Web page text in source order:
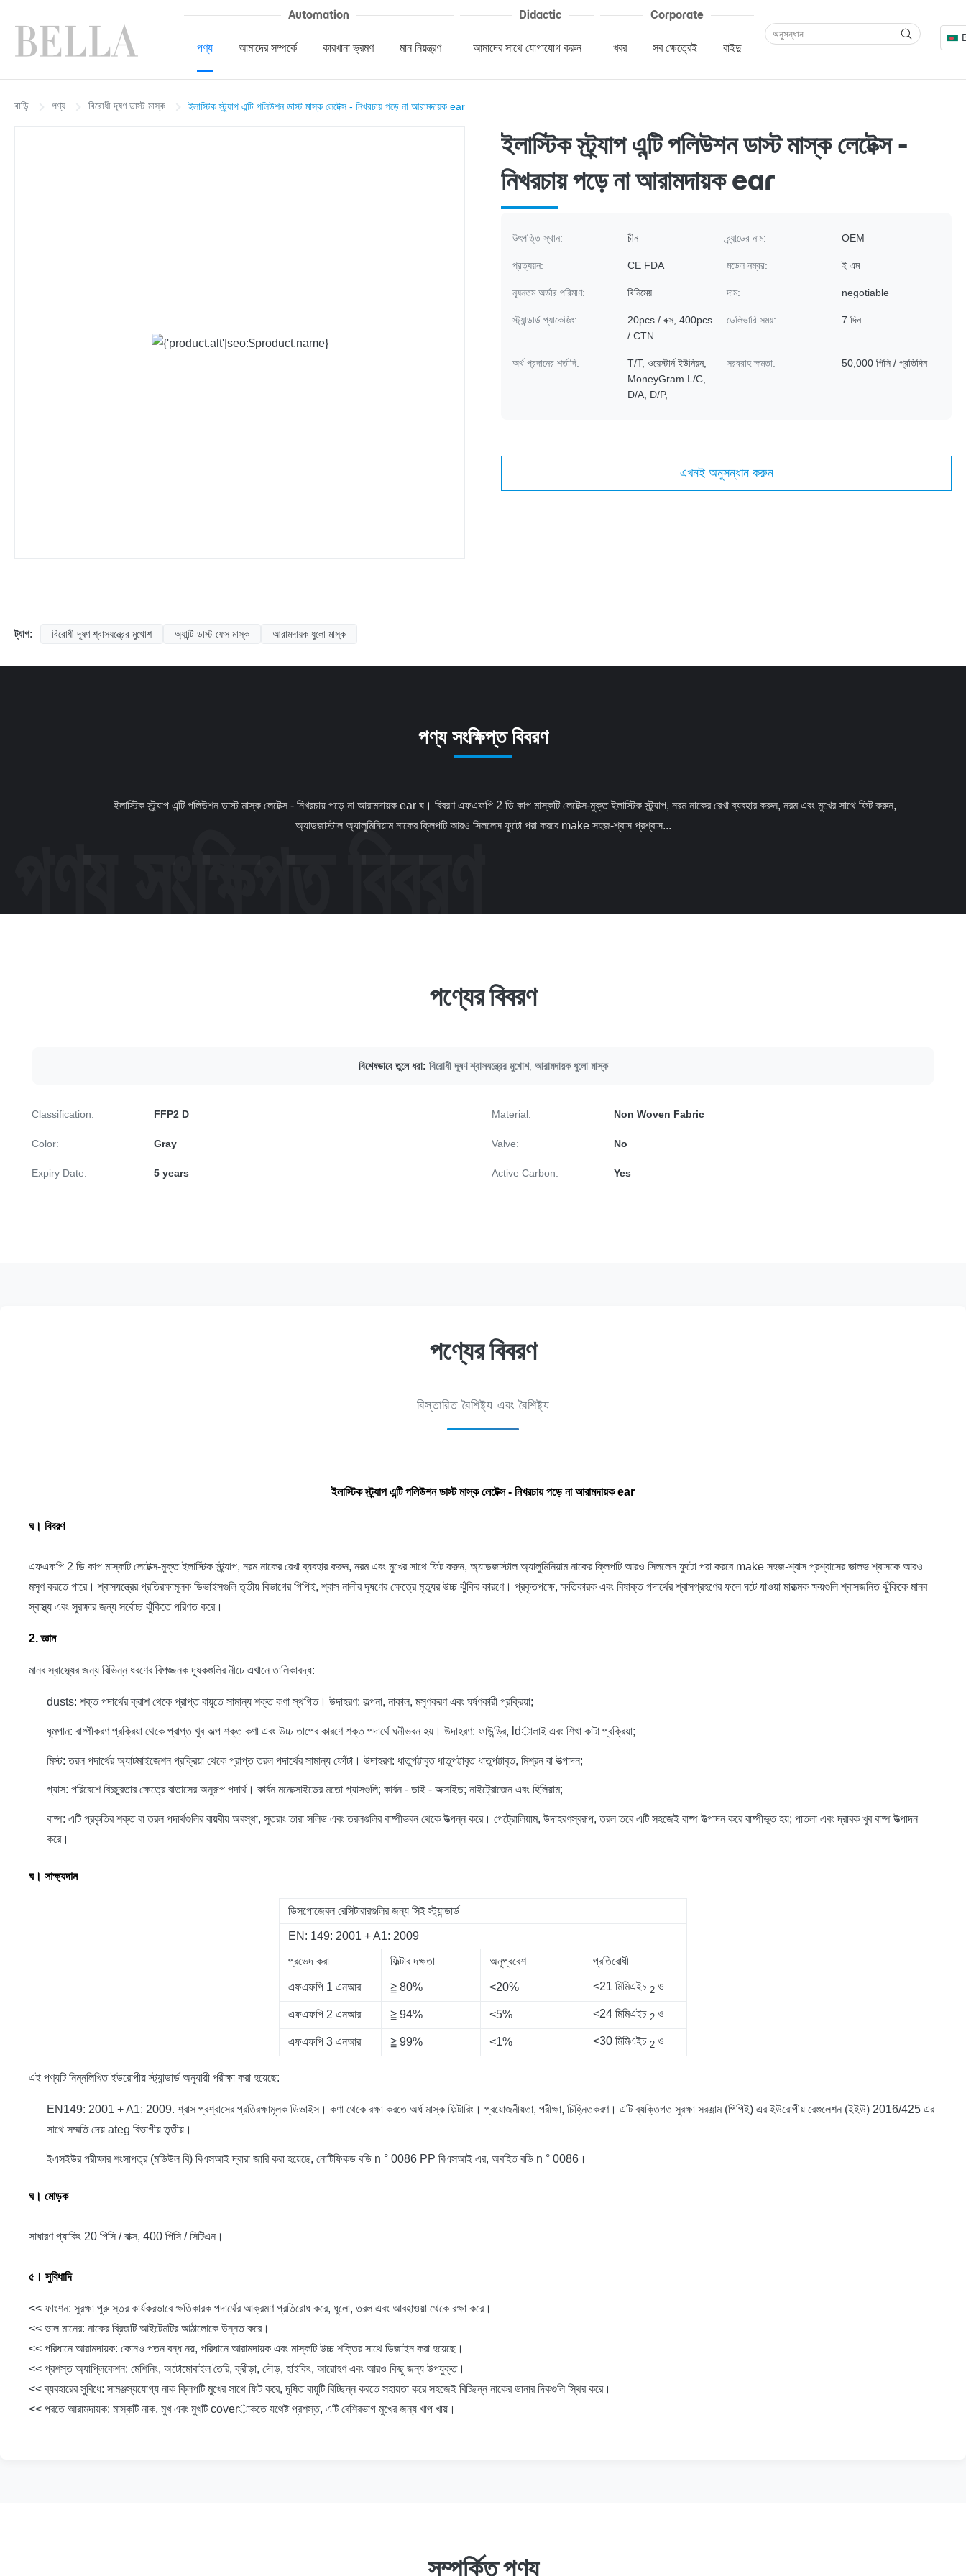
Automation
পণ্য আমাদের সম্পর্কে কারখানা ভ্রমণ মান নিয়ন্ত্রণ
Didactic
আমাদের সাথে যোগাযোগ করুন
Corporate
খবর সব ক্ষেত্রেই বাইদু
বাড়ি পণ্য বিরোধী দূষণ ডাস্ট মাস্ক ইলাস্টিক স্ট্র্যাপ এন্টি পলিউশন ডাস্ট মাস্ক লেটেক্স - নিখরচায় পড়ে না আরামদায়ক ear
ইলাস্টিক স্ট্র্যাপ এন্টি পলিউশন ডাস্ট মাস্ক লেটেক্স -
নিখরচায় পড়ে না আরামদায়ক ear
উৎপত্তি স্থান: চীন ব্র্যান্ডের নাম: OEM
প্রত্যয়ন: CE FDA মডেল নম্বর: ই এম
ন্যূনতম অর্ডার পরিমাণ: বিনিমেয় দাম: negotiable
স্ট্যান্ডার্ড প্যাকেজিং:
20pcs / বক্স, 400pcs
/ CTN
ডেলিভারি সময়: 7 দিন
অর্থ প্রদানের শর্তাদি:
T/T, ওয়েস্টার্ন ইউনিয়ন,
MoneyGram L/C,
D/A, D/P,
সরবরাহ ক্ষমতা: 50,000 পিসি / প্রতিদিন
এখনই অনুসন্ধান করুন
ট্যাগ: বিরোধী দূষণ শ্বাসযন্ত্রের মুখোশ অ্যান্টি ডাস্ট ফেস মাস্ক আরামদায়ক ধুলো মাস্ক
পণ্য সংক্ষিপ্ত বিবরণ
                ইলাস্টিক স্ট্র্যাপ এন্টি পলিউশন ডাস্ট মাস্ক লেটেক্স - নিখরচায় পড়ে না আরামদায়ক ear ঘ। বিবরণ এফএফপি 2 ডি কাপ মাস্কটি লেটেক্স-মুক্ত ইলাস্টিক স্ট্র্যাপ, নরম নাকের রেখা ব্যবহার করুন, নরম এবং মুখের সাথে ফিট করুন,
অ্যাডজাস্টাল অ্যালুমিনিয়াম নাকের ক্লিপটি আরও সিললেস ফুটো পরা করবে make সহজ-শ্বাস প্রশ্বাস...
পণ্যের বিবরণ
বিশেষভাবে তুলে ধরা: বিরোধী দূষণ শ্বাসযন্ত্রের মুখোশ, আরামদায়ক ধুলো মাস্ক
Classification: FFP2 D Material: Non Woven Fabric
Color: Gray Valve: No
Expiry Date: 5 years Active Carbon: Yes
পণ্যের বিবরণ
বিস্তারিত বৈশিষ্ট্য এবং বৈশিষ্ট্য
ইলাস্টিক স্ট্র্যাপ এন্টি পলিউশন ডাস্ট মাস্ক লেটেক্স - নিখরচায় পড়ে না আরামদায়ক ear
ঘ। বিবরণ
এফএফপি 2 ডি কাপ মাস্কটি লেটেক্স-মুক্ত ইলাস্টিক স্ট্র্যাপ, নরম নাকের রেখা ব্যবহার করুন, নরম এবং মুখের সাথে ফিট করুন, অ্যাডজাস্টাল অ্যালুমিনিয়াম নাকের ক্লিপটি আরও সিললেস ফুটো পরা করবে make সহজ-শ্বাস প্রশ্বাসের ভালভ শ্বাসকে আরও
মসৃণ করতে পারে। শ্বাসযন্ত্রের প্রতিরক্ষামূলক ডিভাইসগুলি তৃতীয় বিভাগের পিপিই, শ্বাস নালীর দূষণের ক্ষেত্রে মৃত্যুর উচ্চ ঝুঁকির কারণে। প্রকৃতপক্ষে, ক্ষতিকারক এবং বিষাক্ত পদার্থের শ্বাসগ্রহণের ফলে ঘটে যাওয়া মারাত্মক ক্ষয়গুলি শ্বাসজনিত ঝুঁকিকে মানব
স্বাস্থ্য এবং সুরক্ষার জন্য সর্বোচ্চ ঝুঁকিতে পরিণত করে।
2. জ্ঞান
মানব স্বাস্থ্যের জন্য বিভিন্ন ধরণের বিপজ্জনক দূষকগুলির নীচে এখানে তালিকাবদ্ধ:
dusts: শক্ত পদার্থের ক্রাশ থেকে প্রাপ্ত বায়ুতে সামান্য শক্ত কণা স্থগিত। উদাহরণ: কল্পনা, নাকাল, মসৃণকরণ এবং ঘর্ষণকারী প্রক্রিয়া;
ধূমপান: বাষ্পীকরণ প্রক্রিয়া থেকে প্রাপ্ত খুব অল্প শক্ত কণা এবং উচ্চ তাপের কারণে শক্ত পদার্থে ঘনীভবন হয়। উদাহরণ: ফাউন্ড্রি, ldালাই এবং শিখা কাটা প্রক্রিয়া;
মিস্ট: তরল পদার্থের অ্যাটমাইজেশন প্রক্রিয়া থেকে প্রাপ্ত তরল পদার্থের সামান্য ফোঁটা। উদাহরণ: ধাতুপট্টাবৃত ধাতুপট্টাবৃত ধাতুপট্টাবৃত, মিশ্রন বা উত্পাদন;
গ্যাস: পরিবেশে বিচ্ছুরতার ক্ষেত্রে বাতাসের অনুরূপ পদার্থ। কার্বন মনোক্সাইডের মতো গ্যাসগুলি; কার্বন - ডাই - অক্সাইড; নাইট্রোজেন এবং হিলিয়াম;
বাষ্প: এটি প্রকৃতির শক্ত বা তরল পদার্থগুলির বায়বীয় অবস্থা, সুতরাং তারা সলিড এবং তরলগুলির বাষ্পীভবন থেকে উত্পন্ন করে। পেট্রোলিয়াম, উদাহরণস্বরূপ, তরল তবে এটি সহজেই বাষ্প উত্পাদন করে বাষ্পীভূত হয়; পাতলা এবং দ্রাবক খুব বাষ্প উত্পাদন
করে।
ঘ। সাক্ষ্যদান
ডিসপোজেবল রেসিটারারগুলির জন্য সিই স্ট্যান্ডার্ড
EN: 149: 2001 + A1: 2009
প্রভেদ করা ফিল্টার দক্ষতা অনুপ্রবেশ প্রতিরোধী
এফএফপি 1 এনআর ≧ 80% <20% <21 মিমিএইচ 2 ও
এফএফপি 2 এনআর ≧ 94% <5% <24 মিমিএইচ 2 ও
এফএফপি 3 এনআর ≧ 99% <1% <30 মিমিএইচ 2 ও
এই পণ্যটি নিম্নলিখিত ইউরোপীয় স্ট্যান্ডার্ড অনুযায়ী পরীক্ষা করা হয়েছে:
EN149: 2001 + A1: 2009. শ্বাস প্রশ্বাসের প্রতিরক্ষামূলক ডিভাইস। কণা থেকে রক্ষা করতে অর্ধ মাস্ক ফিল্টারিং। প্রয়োজনীয়তা, পরীক্ষা, চিহ্নিতকরণ। এটি ব্যক্তিগত সুরক্ষা সরঞ্জাম (পিপিই) এর ইউরোপীয় রেগুলেশন (ইইউ) 2016/425 এর
সাথে সম্মতি দেয় ateg বিভাগীয় তৃতীয়।
ইএসইউর পরীক্ষার শংসাপত্র (মডিউল বি) বিএসআই দ্বারা জারি করা হয়েছে, নোটিফিকড বডি n ° 0086 PP বিএসআই এর, অবহিত বডি n ° 0086।
ঘ। মোড়ক
সাধারণ প্যাকিং 20 পিসি / বাক্স, 400 পিসি / সিটিএন।
৫। সুবিধাদি
<< ফাংশন: সুরক্ষা পুরু স্তর কার্যকরভাবে ক্ষতিকারক পদার্থের আক্রমণ প্রতিরোধ করে, ধুলো, তরল এবং আবহাওয়া থেকে রক্ষা করে।
<< ভাল মানের: নাকের ব্রিজটি আইটেমটির আঠালোকে উন্নত করে।
<< পরিধানে আরামদায়ক: কোনও পতন বন্ধ নয়, পরিধানে আরামদায়ক এবং মাস্কটি উচ্চ শক্তির সাথে ডিজাইন করা হয়েছে।
<< প্রশস্ত অ্যাপ্লিকেশন: মেশিনিং, অটোমোবাইল তৈরি, ক্রীড়া, দৌড়, হাইকিং, আরোহণ এবং আরও কিছু জন্য উপযুক্ত।
<< ব্যবহারের সুবিধে: সামঞ্জস্যযোগ্য নাক ক্লিপটি মুখের সাথে ফিট করে, দূষিত বায়ুটি বিচ্ছিন্ন করতে সহায়তা করে সহজেই বিচ্ছিন্ন নাকের ডানার দিকগুলি স্থির করে।
<< পরতে আরামদায়ক: মাস্কটি নাক, মুখ এবং মুখটি coverাকতে যথেষ্ট প্রশস্ত, এটি বেশিরভাগ মুখের জন্য খাপ খায়।
সম্পর্কিত পণ্য